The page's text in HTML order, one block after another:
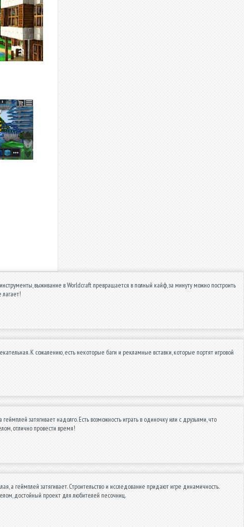
выживание в Worldcraft превращается в полный кайф, за минуту можно построить
лагает!
К сожалению, есть некоторые баги и рекламные вставки, которые портят игровой
затягивает надолго. Есть возможность играть в одиночку или с друзьями, что
отлично провести время!
а геймплей затягивает. Строительство и исследование придают игре динамичность.
достойный проект для любителей песочниц.